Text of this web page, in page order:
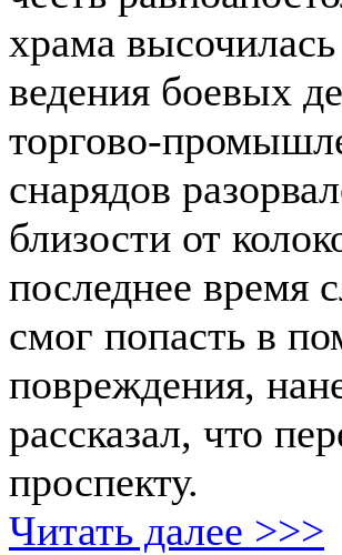
храма высочилась
ведения боевых
торгово-
снарядов
близости от
последнее время
смог попасть в
повреждения,
рассказал, что
проспекту.
Читать далее >>>